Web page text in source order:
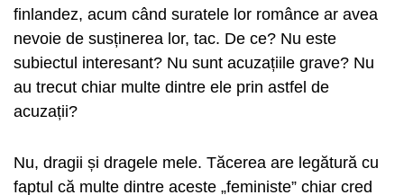
finlandez, acum când suratele lor românce ar avea
nevoie de susținerea lor, tac. De ce? Nu este
subiectul interesant? Nu sunt acuzațiile grave? Nu
au trecut chiar multe dintre ele prin astfel de
acuzații?
Nu, dragii și dragele mele. Tăcerea are legătură cu
faptul că multe dintre aceste „feministe” chiar cred